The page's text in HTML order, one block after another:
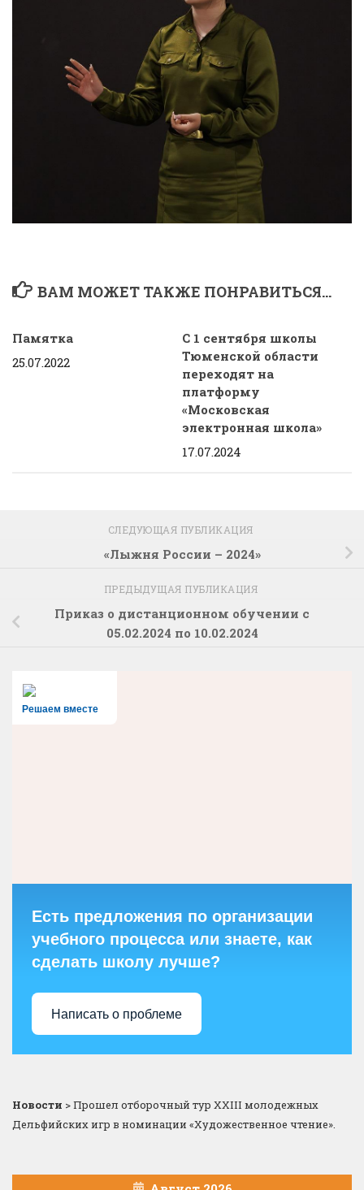
ВАМ МОЖЕТ ТАКЖЕ ПОНРАВИТЬСЯ...
Памятка
25.07.2022
С 1 сентября школы
Тюменской области
переходят на
платформу
«Московская
электронная школа»
17.07.2024
СЛЕДУЮЩАЯ ПУБЛИКАЦИЯ
«Лыжня России – 2024»
ПРЕДЫДУЩАЯ ПУБЛИКАЦИЯ
Приказ о дистанционном обучении с
05.02.2024 по 10.02.2024
Решаем вместе
Есть предложения по организации
учебного процесса или знаете, как
сделать школу лучше?
Написать о проблеме
Новости >Прошел отборочный тур XXIII молодежных
Дельфийских игр в номинации «Художественное чтение».